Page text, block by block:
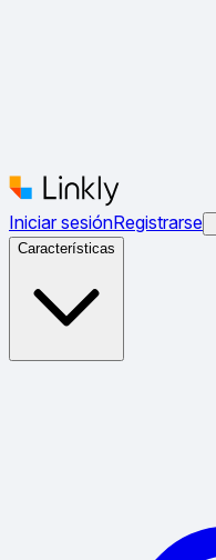
Iniciar sesiónRegistrarse
Características